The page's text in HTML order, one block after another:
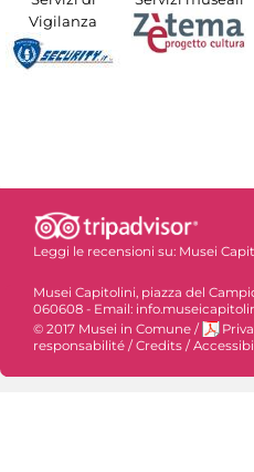
Vigilanza
Leggi le recensioni su: Musei
Musei Capitolini, piazza del
060608 - Email:
© 2017 Musei in Comune /
responsabilité / Credits /